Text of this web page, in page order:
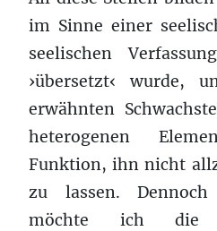
im Sinne einer
seelischen
›übersetzt‹ wurde,
erwähnten
heterogenen
Funktion, ihn nicht
zu lassen.
möchte ich die